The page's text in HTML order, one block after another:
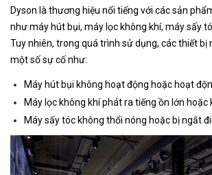
Dyson là thương hiệu nổi tiếng với các sản
như máy hút bụi, máy lọc không khí, máy sấy
Tuy nhiên, trong quá trình sử dụng, các thiết bị
một số sự cố như:
Máy hút bụi không hoạt động hoặc hoạt
Máy lọc không khí phát ra tiếng ồn lớn hoặc
Máy sấy tóc không thổi nóng hoặc bị ngắt